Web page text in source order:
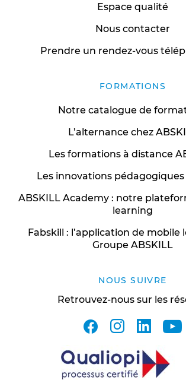
Espace qualité
Nous contacter
Prendre un rendez-vous
FORMATIONS
Notre catalogue de
L’alternance chez
Les formations à distance
Les innovations pédagogiques
ABSKILL Academy : notre
learning
Fabskill : l’application de mobile
Groupe ABSKILL
NOUS SUIVRE
Retrouvez-nous sur les
facebook instagram linkedin youtube